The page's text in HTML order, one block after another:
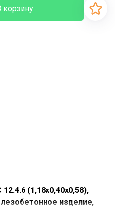
корзину
(1,18х0,40х0,58),
изделие,